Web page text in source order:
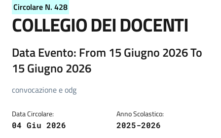
Circolare N. 428
COLLEGIO DEI DOCENTI
Dettagli della circolare
Data Evento: From 15 Giugno 2026 To
15 Giugno 2026
convocazione e odg
Data Circolare:
04 Giu 2026
Anno Scolastico:
2025-2026